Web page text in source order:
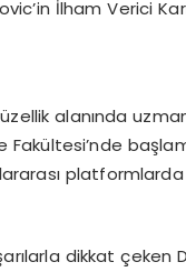
İlham Verici
alanında
Fakültesi’nde
dikkat çeken